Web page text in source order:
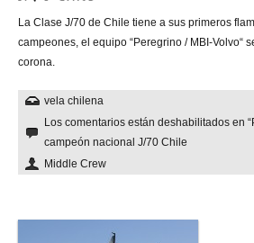
La Clase J/70 de Chile tiene a sus primeros
campeones, el equipo “Peregrino / MBI-Volvo“
corona.
vela chilena
Los comentarios están deshabilitados en
campeón nacional J/70 Chile
Middle Crew